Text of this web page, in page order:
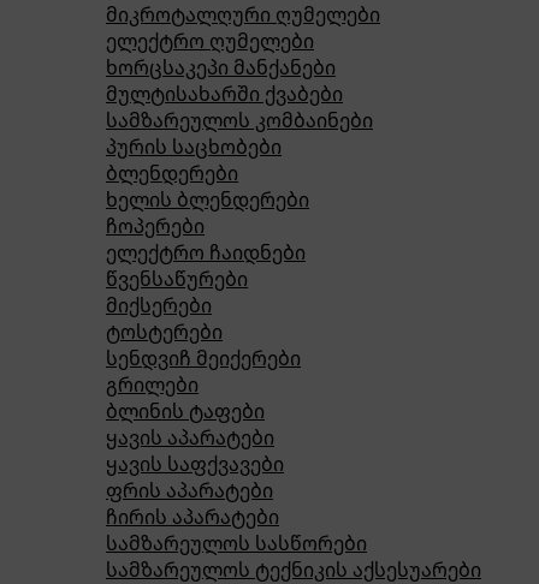
მიკროტალღური ღუმელები
ელექტრო ღუმელები
ხორცსაკეპი მანქანები
მულტისახარში ქვაბები
სამზარეულოს კომბაინები
პურის საცხობები
ბლენდერები
ხელის ბლენდერები
ჩოპერები
ელექტრო ჩაიდნები
წვენსაწურები
მიქსერები
ტოსტერები
სენდვიჩ მეიქერები
გრილები
ბლინის ტაფები
ყავის აპარატები
ყავის საფქვავები
ფრის აპარატები
ჩირის აპარატები
სამზარეულოს სასწორები
სამზარეულოს ტექნიკის აქსესუარები